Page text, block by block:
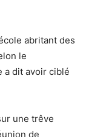
abritant des
le
a dit avoir ciblé
une trêve
de